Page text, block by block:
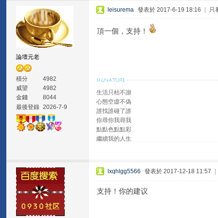
論壇元老
積分
4982
威望
4982
金錢
8044
最後登錄 2026-7-9
leisurema 發表於 2017-6-19 18:16 只
頂一個，支持！
生活只枯不謝
心態空虛不偽
誰找誰碰了誰
你尋你我尋我
點點色點點彩
繼續我的人生
lxqhlgg5566 發表於 2017-12-18 11:57
支持！你的建议